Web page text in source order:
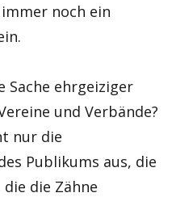
noch ein
Sache ehrgeiziger
und Verbände?
nur die
Publikums aus, die
die Zähne